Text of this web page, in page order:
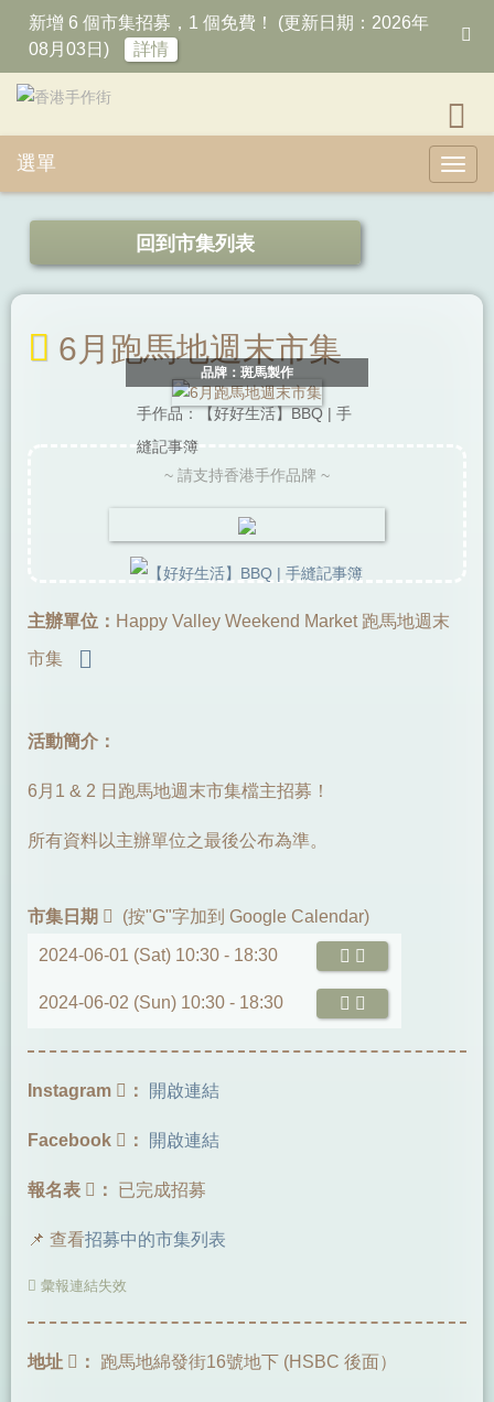
新增 6 個市集招募，1 個免費！ (更新日期：2026年
08月03日)
詳情
選單
回到市集列表
6月跑馬地週末市集
~ 請支持香港手作品牌 ~
品牌：斑馬製作
手作品：【好好生活】BBQ | 手
縫記事簿
主辦單位： Happy Valley Weekend Market 跑馬地週末
市集
活動簡介：
6月1 & 2 日跑馬地週末市集檔主招募！
所有資料以主辦單位之最後公布為準。
市集日期 (按"G"字加到 Google Calendar)
2024-06-01 (Sat) 10:30 - 18:30
2024-06-02 (Sun) 10:30 - 18:30
Instagram ： 開啟連結
Facebook ： 開啟連結
報名表 ： 已完成招募
📌 查看招募中的市集列表
彙報連結失效
地址 ： 跑馬地綿發街16號地下 (HSBC 後面）